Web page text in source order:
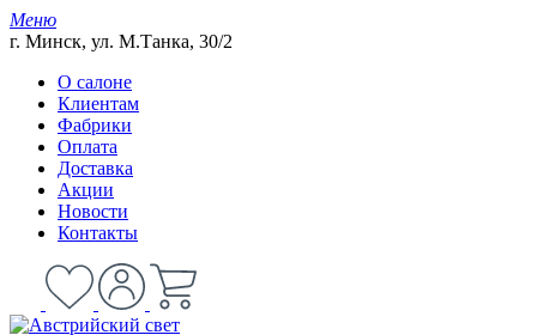
Меню
г. Минск, ул. М.Танка, 30/2
О салоне
Клиентам
Фабрики
Оплата
Доставка
Акции
Новости
Контакты